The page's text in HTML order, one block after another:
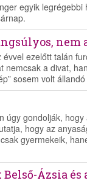
egyik legrégebbi
nem
ezelőtt talán
nemcsak a divat,
sosem volt
úgy gondolják,
hogy az
gyermekeik,
Ázsia és